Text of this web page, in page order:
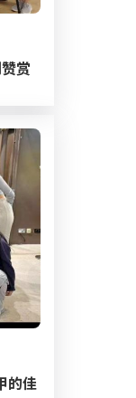
赏
的佳